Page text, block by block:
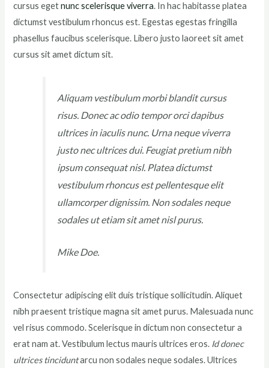
cursus egetnunc scelerisque viverra. In hac habitasse platea
dictumst vestibulum rhoncus est. Egestas egestas fringilla
phasellus faucibus scelerisque. Libero justo laoreet sit amet
cursus sit amet dictum sit.
Aliquam vestibulum morbi blandit cursus
risus. Donec ac odio tempor orci dapibus
ultrices in iaculis nunc. Urna neque viverra
justo nec ultrices dui. Feugiat pretium nibh
ipsum consequat nisl. Platea dictumst
vestibulum rhoncus est pellentesque elit
ullamcorper dignissim. Non sodales neque
sodales ut etiam sit amet nisl purus.
Mike Doe.
Consectetur adipiscing elit duis tristique sollicitudin. Aliquet
nibh praesent tristique magna sit amet purus. Malesuada nunc
vel risus commodo. Scelerisque in dictum non consectetur a
erat nam at. Vestibulum lectus mauris ultrices eros. Id donec
ultrices tinciduntarcu non sodales neque sodales. Ultrices